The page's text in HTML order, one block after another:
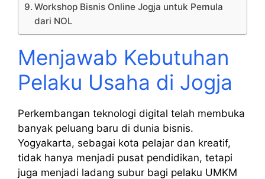
Workshop Bisnis Online Jogja untuk Pemula
dari NOL
Menjawab Kebutuhan
Pelaku Usaha di Jogja
Perkembangan teknologi digital telah membuka
banyak peluang baru di dunia bisnis.
Yogyakarta, sebagai kota pelajar dan kreatif,
tidak hanya menjadi pusat pendidikan, tetapi
juga menjadi ladang subur bagi pelaku UMKM